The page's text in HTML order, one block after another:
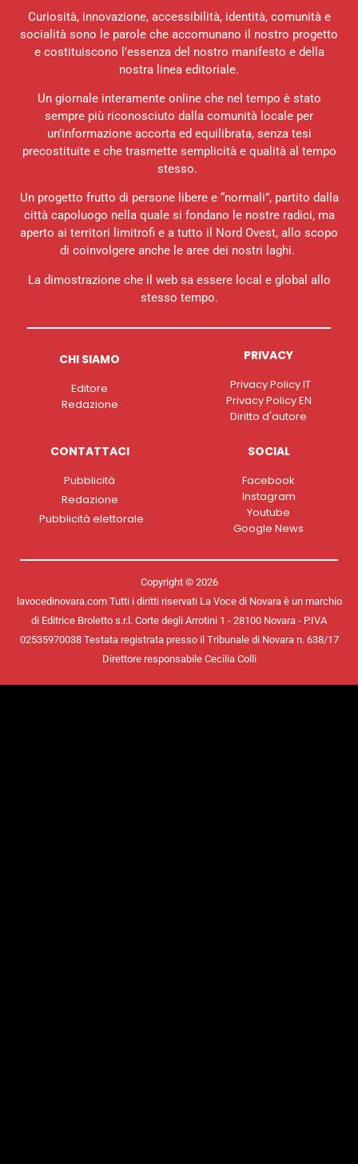
Curiosità, innovazione, accessibilità, identità, comunità e
socialità sono le parole che accomunano il nostro progetto
e costituiscono l’essenza del nostro manifesto e della
nostra linea editoriale.
Un giornale interamente online che nel tempo è stato
sempre più riconosciuto dalla comunità locale per
un’informazione accorta ed equilibrata, senza tesi
precostituite e che trasmette semplicità e qualità al tempo
stesso.
Un progetto frutto di persone libere e “normali”, partito dalla
città capoluogo nella quale si fondano le nostre radici, ma
aperto ai territori limitrofi e a tutto il Nord Ovest, allo scopo
di coinvolgere anche le aree dei nostri laghi.
La dimostrazione che il web sa essere local e global allo
stesso tempo.
CHI SIAMO
Editore
Redazione
PRIVACY
Privacy Policy IT
Privacy Policy EN
Diritto d'autore
CONTATTACI
Pubblicità
Redazione
Pubblicità elettorale
SOCIAL
Facebook
Instagram
Youtube
Google News
Copyright © 2026
lavocedinovara.com Tutti i diritti riservati La Voce di Novara è un marchio
di Editrice Broletto s.r.l. Corte degli Arrotini 1 - 28100 Novara - P.IVA
02535970038 Testata registrata presso il Tribunale di Novara n. 638/17
Direttore responsabile Cecilia Colli